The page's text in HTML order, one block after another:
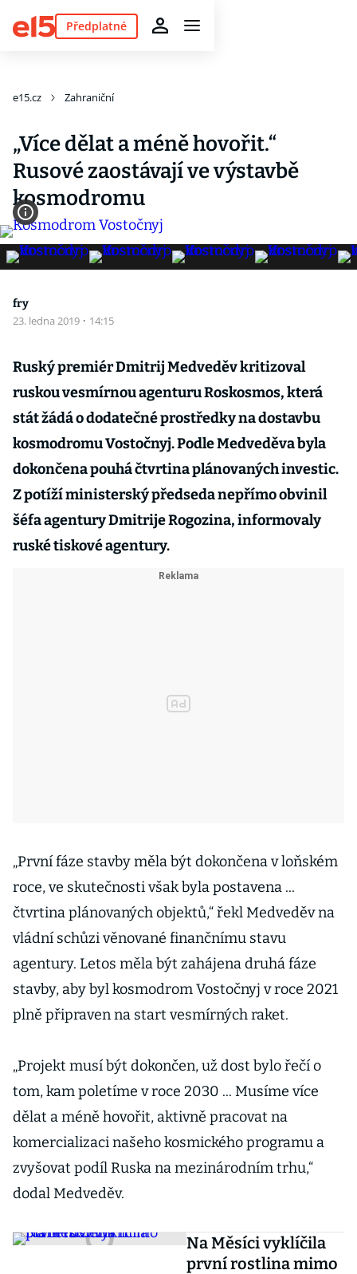
Předplatné
e15.cz Zahraniční
„Více dělat a méně hovořit.“
Rusové zaostávají ve výstavbě
kosmodromu
fry
23. ledna 2019 · 14:15
Ruský premiér Dmitrij Medveděv kritizoval
ruskou vesmírnou agenturu Roskosmos, která
stát žádá o dodatečné prostředky na dostavbu
kosmodromu Vostočnyj. Podle Medveděva byla
dokončena pouhá čtvrtina plánovaných investic.
Z potíží ministerský předseda nepřímo obvinil
šéfa agentury Dmitrije Rogozina, informovaly
ruské tiskové agentury.
„První fáze stavby měla být dokončena v loňském
roce, ve skutečnosti však byla postavena ...
čtvrtina plánovaných objektů,“ řekl Medveděv na
vládní schůzi věnované finančnímu stavu
agentury. Letos měla být zahájena druhá fáze
stavby, aby byl kosmodrom Vostočnyj v roce 2021
plně připraven na start vesmírných raket.
„Projekt musí být dokončen, už dost bylo řečí o
tom, kam poletíme v roce 2030 ... Musíme více
dělat a méně hovořit, aktivně pracovat na
komercializaci našeho kosmického programu a
zvyšovat podíl Ruska na mezinárodním trhu,“
dodal Medveděv.
Na Měsíci vyklíčila
první rostlina mimo